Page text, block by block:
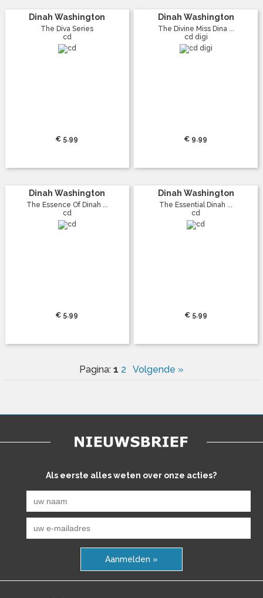
Dinah Washington
The Diva Series
cd
€ 5.99
Dinah Washington
The Divine Miss Dina ...
cd digi
€ 9.99
Dinah Washington
The Essence Of Dinah ...
cd
€ 5.99
Dinah Washington
The Essential Dinah ...
cd
€ 5.99
Pagina: 1 2 Volgende »
Als eerste alles weten over onze acties?
Aanmelden »